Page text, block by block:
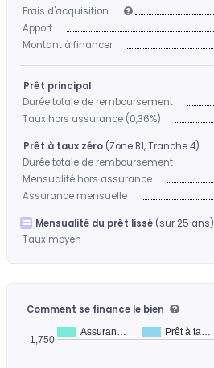
Frais d'acquisition
Apport
Montant à financer
Prêt principal
Durée totale de remboursement
Taux hors assurance (0,36%)
Prêt à taux zéro (Zone B1, Tranche 4)
Durée totale de remboursement
Mensualité hors assurance
Assurance mensuelle
Mensualité du prêt lissé (sur 25 ans)
Taux moyen
Comment se finance le bien
Assuran… Prêt à ta…
1,750